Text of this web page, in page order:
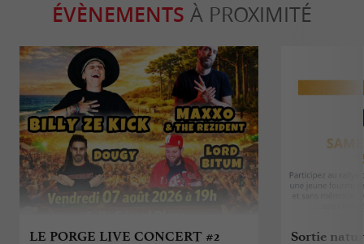
ÉVÈNEMENTS À PROXIMITÉ
LE PORGE LIVE CONCERT #2 Sortie